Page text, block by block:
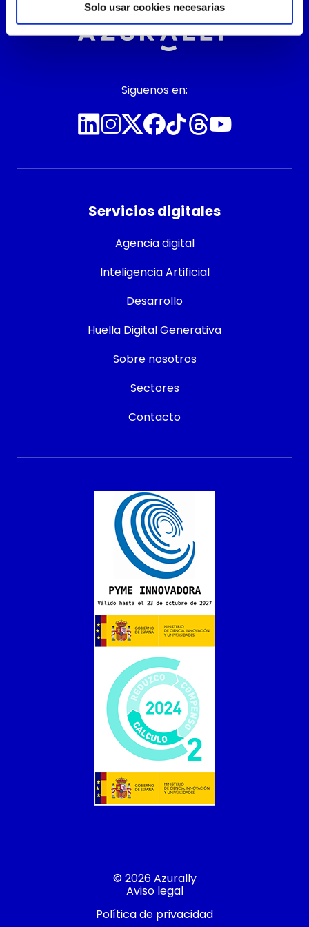
Solo usar cookies necesarias
capacidad de evolucionar juntos.
En Azurally entendemos el concepto
de partner desde una perspectiva clara: no como
Siguenos en:
Servicios digitales
Agencia digital
Inteligencia Artificial
Desarrollo
Huella Digital Generativa
Sobre nosotros
Sectores
Contacto
© 2026 Azurally
Aviso legal
Política de privacidad